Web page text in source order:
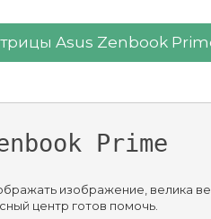
Asus Zenbook
Prime
изображение, велика
центр готов помочь.